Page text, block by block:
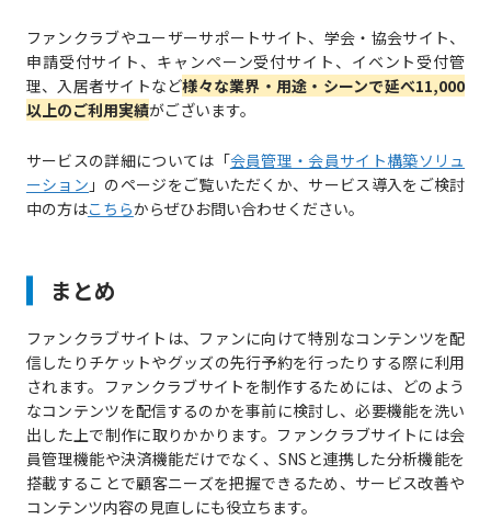
ファンクラブやユーザーサポートサイト、学会・協会サイト、
申請受付サイト、キャンペーン受付サイト、イベント受付管
理、入居者サイトなど様々な業界・用途・シーンで延べ11,000
以上のご利用実績がございます。
サービスの詳細については「会員管理・会員サイト構築ソリュ
ーション 」のページをご覧いただくか、サービス導入をご検討
中の方はこちらからぜひお問い合わせください。
まとめ
ファンクラブサイトは、ファンに向けて特別なコンテンツを配
信したりチケットやグッズの先行予約を行ったりする際に利用
されます。ファンクラブサイトを制作するためには、どのよう
なコンテンツを配信するのかを事前に検討し、必要機能を洗い
出した上で制作に取りかかります。ファンクラブサイトには会
員管理機能や決済機能だけでなく、SNSと連携した分析機能を
搭載することで顧客ニーズを把握できるため、サービス改善や
コンテンツ内容の見直しにも役立ちます。